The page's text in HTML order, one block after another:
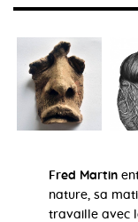
Fred Martin
nature, sa
travaille avec